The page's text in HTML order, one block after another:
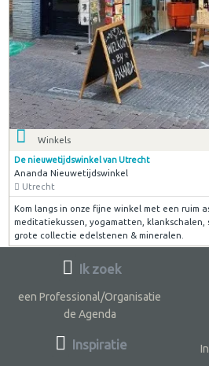
Winkels
De nieuwetijdswinkel van Utrecht
Ananda Nieuwetijdswinkel
Utrecht
Kom langs in onze fijne winkel met een ruim
meditatiekussen, yogamatten, klankschalen,
grote collectie edelstenen & mineralen.
Ik zoek
een Professional/Organisatie
de Agenda
Inspiratie